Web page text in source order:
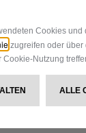
e
i
s
5
2
,
a
n
i
t
Jetzt
Cookies
zugreifen oder
Nutzung
ALLE